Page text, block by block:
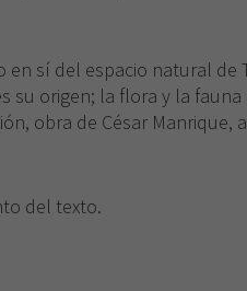
sí del espacio natural de
su origen; la flora y la fauna
obra de César Manrique,
del texto.